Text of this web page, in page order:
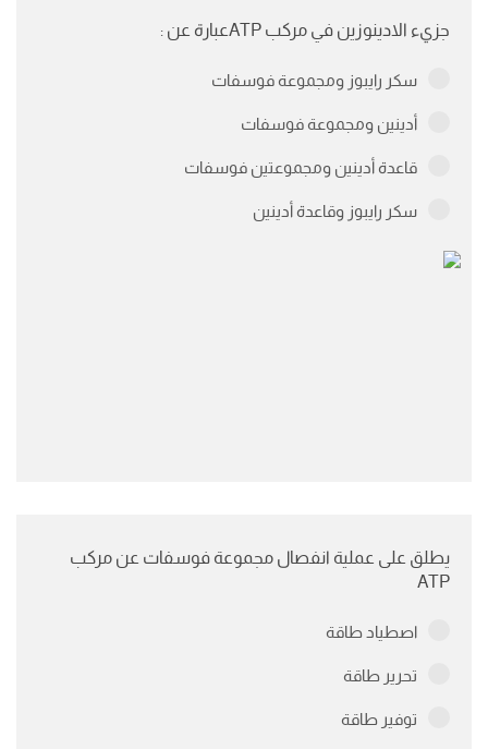
جزيء الادينوزين في مركب ATPعبارة عن :
سكر رايبوز ومجموعة فوسفات
أدينين ومجموعة فوسفات
قاعدة أدينين ومجموعتين فوسفات
سكر رايبوز وقاعدة أدينين
يطلق على عملية انفصال مجموعة فوسفات عن مركب
ATP
اصطياد طاقة
تحرير طاقة
توفير طاقة